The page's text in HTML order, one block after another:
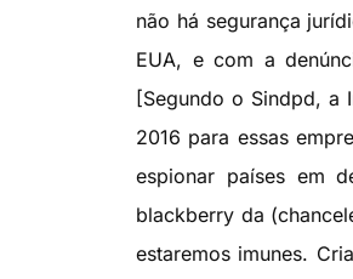
não há segurança
EUA, e com a
[Segundo o Sindpd, a
2016 para essas
espionar países em
blackberry da
estaremos imunes.